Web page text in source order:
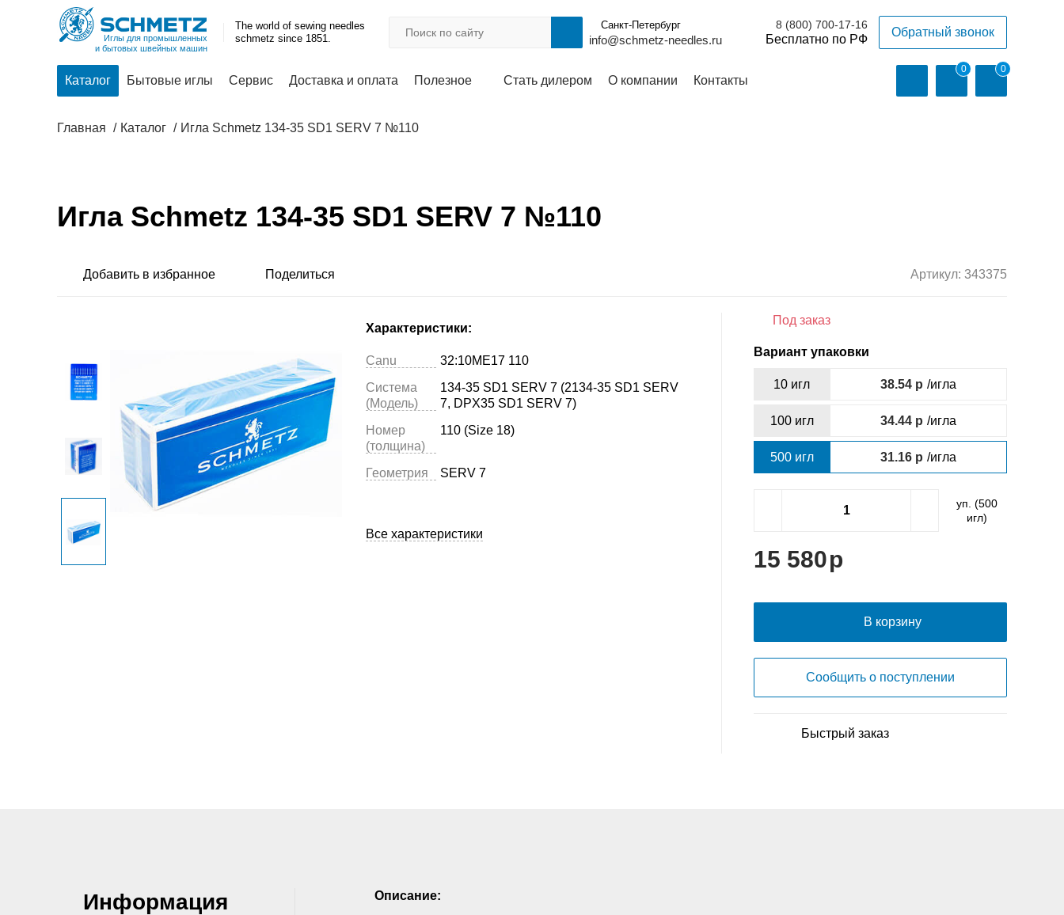
Иглы для промышленных
и бытовых швейных машин
The world of sewing needles
schmetz since 1851.
Санкт-Петербург
info@schmetz-needles.ru
8 (800) 700-17-16
Обратный звонок
Каталог Бытовые иглы Сервис Доставка и оплата Полезное Стать дилером О компании Контакты
0 0
Главная Каталог Игла Schmetz 134-35 SD1 SERV 7 №110
Игла Schmetz 134-35 SD1 SERV 7 №110
Артикул: 343375
Характеристики:
Canu
32:10ME17 110
Система
(Модель)
134-35 SD1 SERV 7 (2134-35 SD1 SERV
7, DPX35 SD1 SERV 7)
Номер
(толщина)
110 (Size 18)
Геометрия SERV 7
Все характеристики
Под заказ
Вариант упаковки
10 игл 38.54 /игла
100 игл 34.44 /игла
500 игл 31.16 /игла
уп. (500
игл)
15 580
В корзину
Сообщить о поступлении
Быстрый заказ
Информация Описание: